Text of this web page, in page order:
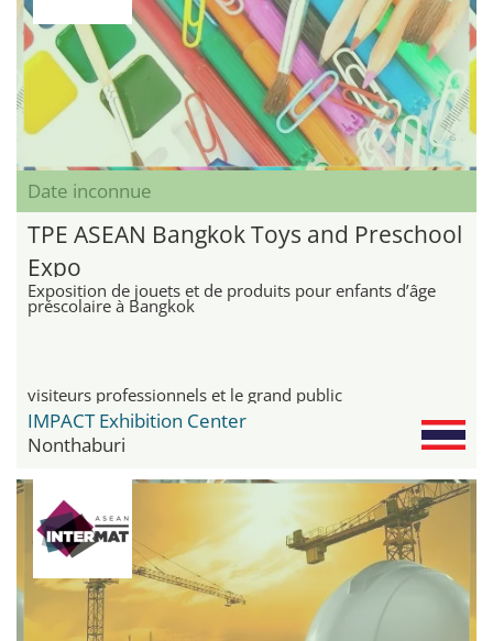
Date inconnue
TPE ASEAN Bangkok Toys and Preschool
Expo
Exposition de jouets et de produits pour enfants d’âge
préscolaire à Bangkok
visiteurs professionnels et le grand public
IMPACT Exhibition Center
Nonthaburi